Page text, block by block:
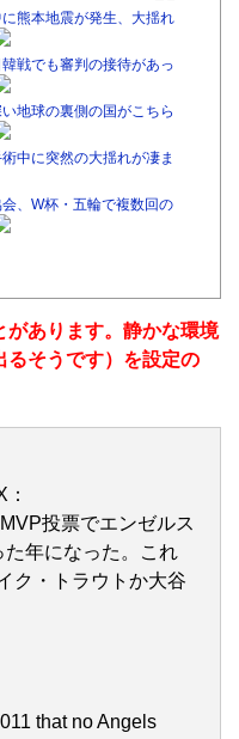
熊本地震が発生、大揺れ
戦でも審判の接待があっ
地球の裏側の国がこちら
中に突然の大揺れが凄ま
、W杯・五輪で複数回の
あります。静かな環境
るそうです）を設定の
投票でエンゼルス
年になった。これ
ク・トラウトか大谷
that no Angels